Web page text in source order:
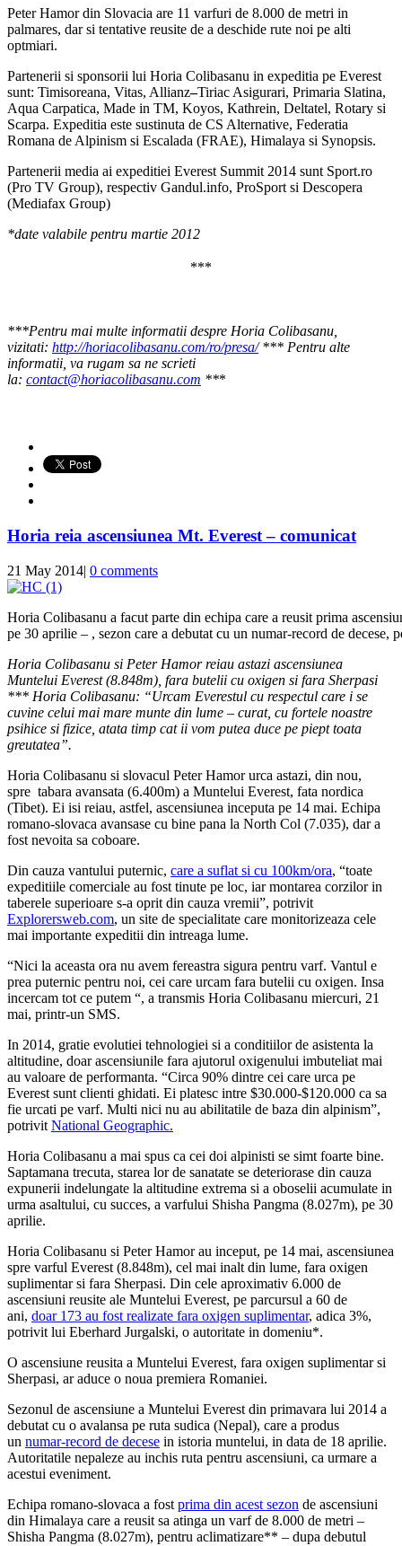
Peter Hamor din Slovacia are 11 varfuri de 8.000 de metri in
palmares, dar si tentative reusite de a deschide rute noi pe alti
optmiari.
Partenerii si sponsorii lui Horia Colibasanu in expeditia pe Everest
sunt: Timisoreana, Vitas, Allianz–Tiriac Asigurari, Primaria Slatina,
Aqua Carpatica, Made in TM, Koyos, Kathrein, Deltatel, Rotary si
Scarpa. Expeditia este sustinuta de CS Alternative, Federatia
Romana de Alpinism si Escalada (FRAE), Himalaya si Synopsis.
Partenerii media ai expeditiei Everest Summit 2014 sunt Sport.ro
(Pro TV Group), respectiv Gandul.info, ProSport si Descopera
(Mediafax Group)
*date valabile pentru martie 2012
***
***Pentru mai multe informatii despre Horia Colibasanu,
vizitati: http://horiacolibasanu.com/ro/presa/*** Pentru alte
informatii, va rugam sa ne scrieti
la: contact@horiacolibasanu.com ***
Horia reia ascensiunea Mt. Everest – comunicat
21 May 2014| 0 comments
Horia Colibasanu a facut parte din echipa care a reusit prima
pe 30 aprilie – , sezon care a debutat cu un numar-record de decese,
Horia Colibasanu si Peter Hamor reiau astazi ascensiunea
Muntelui Everest (8.848m), fara butelii cu oxigen si fara Sherpasi
*** Horia Colibasanu: “Urcam Everestul cu respectul care i se
cuvine celui mai mare munte din lume – curat, cu fortele noastre
psihice si fizice, atata timp cat ii vom putea duce pe piept toata
greutatea”.
Horia Colibasanu si slovacul Peter Hamor urca astazi, din nou,
spre tabara avansata (6.400m) a Muntelui Everest, fata nordica
(Tibet). Ei isi reiau, astfel, ascensiunea inceputa pe 14 mai. Echipa
romano-slovaca avansase cu bine pana la North Col (7.035), dar a
fost nevoita sa coboare.
Din cauza vantului puternic, care a suflat si cu 100km/ora, “toate
expeditiile comerciale au fost tinute pe loc, iar montarea corzilor in
taberele superioare s-a oprit din cauza vremii”, potrivit
Explorersweb.com, un site de specialitate care monitorizeaza cele
mai importante expeditii din intreaga lume.
“Nici la aceasta ora nu avem fereastra sigura pentru varf. Vantul e
prea puternic pentru noi, cei care urcam fara butelii cu oxigen. Insa
incercam tot ce putem “, a transmis Horia Colibasanu miercuri, 21
mai, printr-un SMS.
In 2014, gratie evolutiei tehnologiei si a conditiilor de asistenta la
altitudine, doar ascensiunile fara ajutorul oxigenului imbuteliat mai
au valoare de performanta. “Circa 90% dintre cei care urca pe
Everest sunt clienti ghidati. Ei platesc intre $30.000-$120.000 ca sa
fie urcati pe varf. Multi nici nu au abilitatile de baza din alpinism”,
potrivit National Geographic.
Horia Colibasanu a mai spus ca cei doi alpinisti se simt foarte bine.
Saptamana trecuta, starea lor de sanatate se deteriorase din cauza
expunerii indelungate la altitudine extrema si a oboselii acumulate in
urma asaltului, cu succes, a varfului Shisha Pangma (8.027m), pe 30
aprilie.
Horia Colibasanu si Peter Hamor au inceput, pe 14 mai, ascensiunea
spre varful Everest (8.848m), cel mai inalt din lume, fara oxigen
suplimentar si fara Sherpasi. Din cele aproximativ 6.000 de
ascensiuni reusite ale Muntelui Everest, pe parcursul a 60 de
ani, doar 173 au fost realizate fara oxigen suplimentar, adica 3%,
potrivit lui Eberhard Jurgalski, o autoritate in domeniu*.
O ascensiune reusita a Muntelui Everest, fara oxigen suplimentar si
Sherpasi, ar aduce o noua premiera Romaniei.
Sezonul de ascensiune a Muntelui Everest din primavara lui 2014 a
debutat cu o avalansa pe ruta sudica (Nepal), care a produs
un numar-record de decese in istoria muntelui, in data de 18 aprilie.
Autoritatile nepaleze au inchis ruta pentru ascensiuni, ca urmare a
acestui eveniment.
Echipa romano-slovaca a fost prima din acest sezon de ascensiuni
din Himalaya care a reusit sa atinga un varf de 8.000 de metri –
Shisha Pangma (8.027m), pentru aclimatizare** – dupa debutul